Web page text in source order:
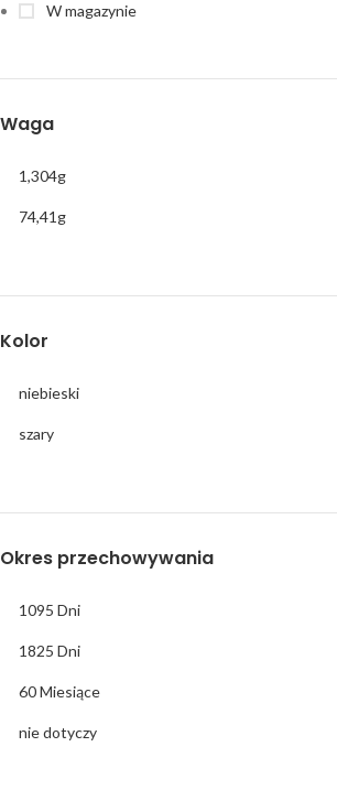
W magazynie
Waga
1,304g
74,41g
Kolor
niebieski
szary
Okres przechowywania
1095 Dni
1825 Dni
60 Miesiące
nie dotyczy